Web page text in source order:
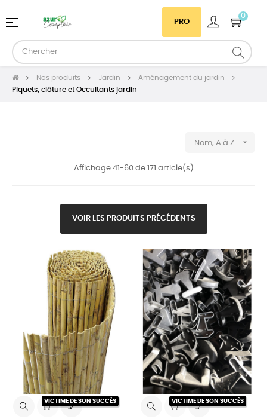
PRO
0
Basculer
navigation
☰
Nos produits Jardin
Aménagement du jardin
Piquets, clôture et Occultants jardin
Nom, A à Z 
Affichage 41-60 de 171 article(s)
VOIR LES PRODUITS PRÉCÉDENTS
VICTIME DE SON SUCCÈS

VICTIME DE SON SUCCÈS
